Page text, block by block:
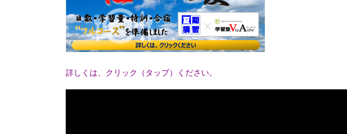
詳しくは、クリック（タップ）ください。